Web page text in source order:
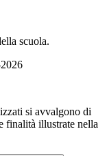
scuola.
si avvalgono di
finalità illustrate nella